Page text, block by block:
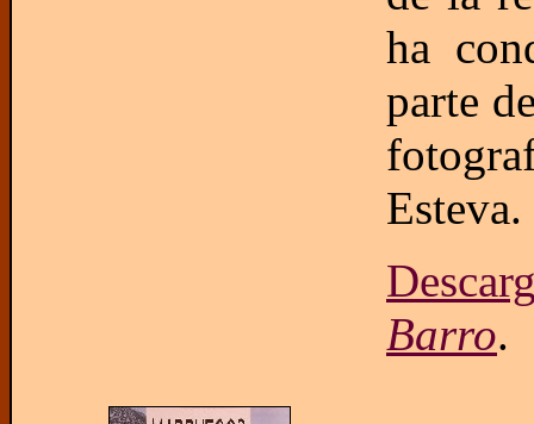
ha
parte
Esteva.
Barro.